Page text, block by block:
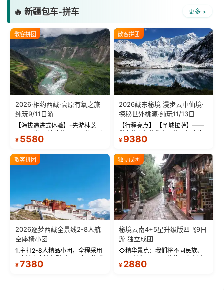
🔥 新疆包车-拼车 更多 >
散客拼团
2026·相约西藏·高原有氧之旅
纯玩9/11日游
【海拔递进式体验】-先游林芝
测 99%游客零高反 。 【贴心保
反根本不是事儿 ！ 【无人机航
拍】-雪山/圣湖/...
¥ 5580
散客拼团
2026藏东秘境 漫步云中仙境·
探秘世外桃源·纯玩11/13日
【行程亮点】 【圣城拉萨】——
萨，感受这座城与生俱来的与众
城堡寺院于一体的宏伟建筑，是
西藏最完整的古代...
¥ 9380
散客拼团
2026逐梦西藏全景线2-8人航
空座椅小团
1.主打2-8人精品小团，全程采用
9座航空座椅车型（360度环抱式
座舱），提供VIP级别的舒适出行
¥7380
独立成团
秘境云南4+5星升级版四飞9日
游 独立成团
◇精华景点：我们将不同民族、
不同地域、不同风格的三座古城
—【大理古城、丽江古城、香格
¥ 2880